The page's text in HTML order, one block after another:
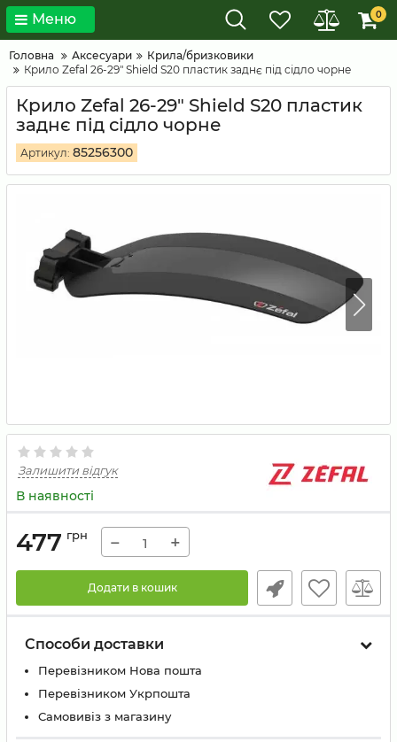
Меню 0
Головна Аксесуари
Крила/бризковики
Крило Zefal 26-29" Shield S20 пластик заднє під сідло чорне
Крило Zefal 26-29" Shield S20 пластик
заднє під сідло чорне
Артикул: 85256300
Залишити відгук
В наявності
477 грн − +
Додати в кошик
Способи доставки
Перевізником Нова пошта
Перевізником Укрпошта
Самовивіз з магазину